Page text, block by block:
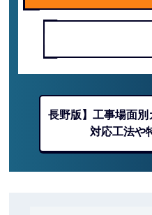
長野版】工事場面
対応工法や